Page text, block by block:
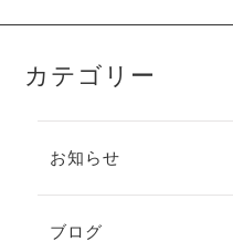
カテゴリー
お知らせ
ブログ